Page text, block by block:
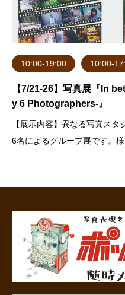
10:00-19:00 10:00-
【7/21-26】写真展『In between -A Group
y 6 Photographers-』
【展示内容】異なる写真ス
6名によるグループ展です。